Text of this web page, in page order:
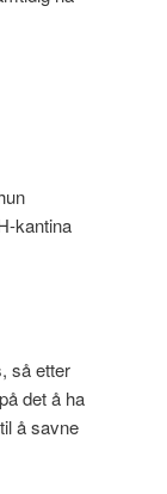
kantina
så etter
det å ha
å savne